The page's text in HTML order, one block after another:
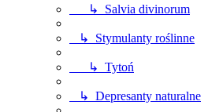
↳ Salvia divinorum
↳ Stymulanty roślinne
↳ Tytoń
↳ Depresanty naturalne